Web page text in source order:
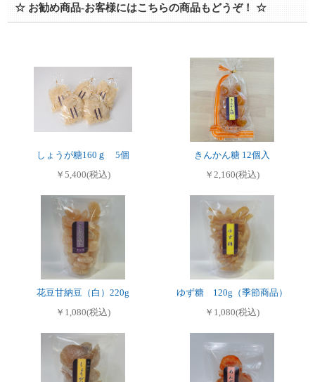
☆ お勧め商品-お客様にはこちらの商品もどうぞ！ ☆
しょうが糖160ｇ 5個
￥5,400(税込)
きんかん糖 12個入
￥2,160(税込)
花豆甘納豆（白）220g
￥1,080(税込)
ゆず糖 120g（季節商品）
￥1,080(税込)